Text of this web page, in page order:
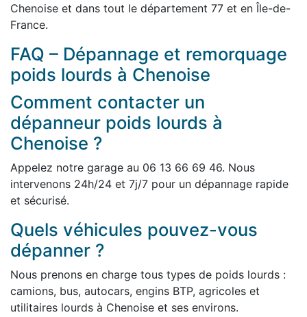
Chenoise et dans tout le département 77 et en Île-de-
France.
FAQ – Dépannage et remorquage
poids lourds à Chenoise
Comment contacter un
dépanneur poids lourds à
Chenoise ?
Appelez notre garage au 06 13 66 69 46. Nous
intervenons 24h/24 et 7j/7 pour un dépannage rapide
et sécurisé.
Quels véhicules pouvez-vous
dépanner ?
Nous prenons en charge tous types de poids lourds :
camions, bus, autocars, engins BTP, agricoles et
utilitaires lourds à Chenoise et ses environs.